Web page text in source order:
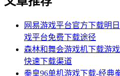
网易游戏平台官方下载明
戏平台免费下载途径
森林和舞会游戏机下载游
快速下载渠道
拳皇96单机游戏下载-经典